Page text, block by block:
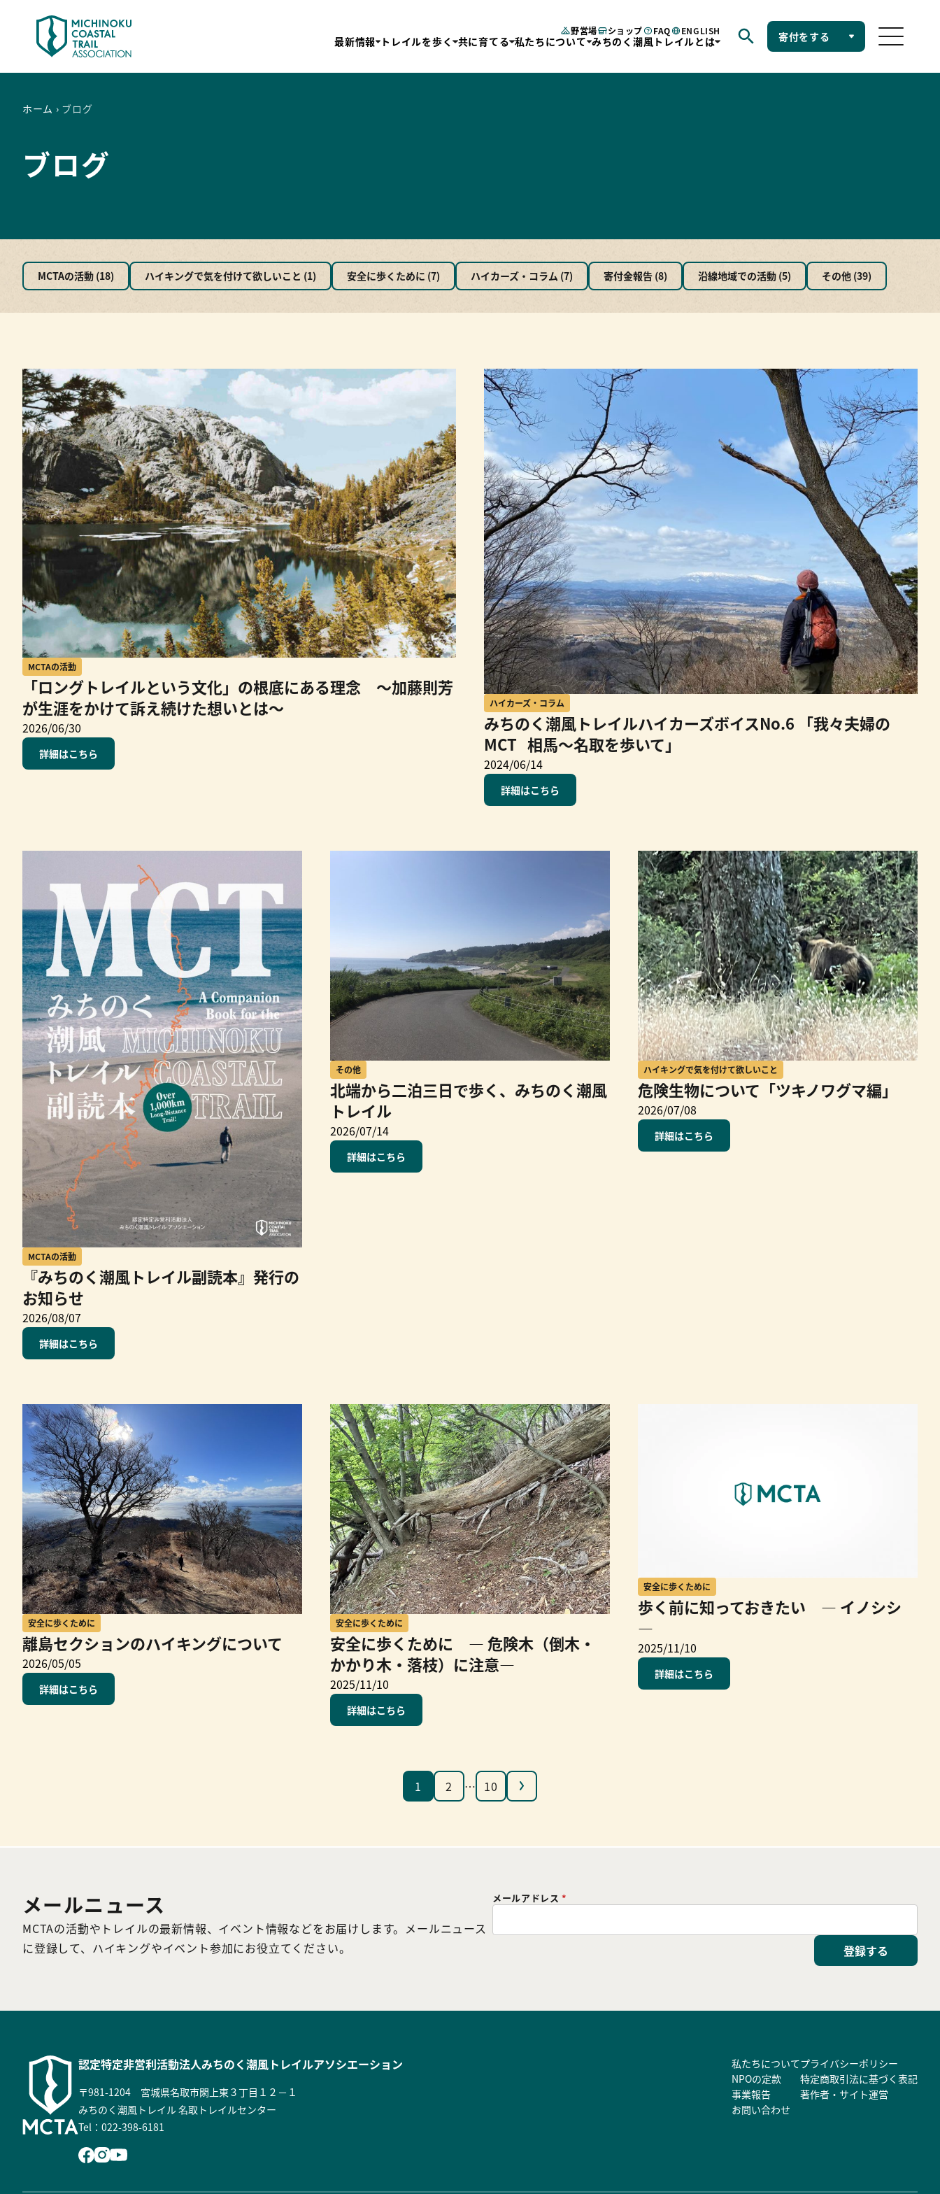
野営場 ショップ FAQ ENGLISH
最新情報 トレイルを歩く 共に育てる 私たちについて みちのく潮風トレイルとは 寄付をする
ホーム › ブログ
ブログ
MCTAの活動 (18) ハイキングで気を付けて欲しいこと (1) 安全に歩くために (7) ハイカーズ・コラム (7) 寄付金報告 (8) 沿線地域での活動 (5) その他 (39)
MCTAの活動
「ロングトレイルという文化」の根底にある理念 ～加藤則芳
が生涯をかけて訴え続けた想いとは～
2026/06/30
詳細はこちら
ハイカーズ・コラム
みちのく潮風トレイルハイカーズボイスNo.6 「我々夫婦の
MCT 相馬〜名取を歩いて」
2024/06/14
詳細はこちら
MCTAの活動
『みちのく潮風トレイル副読本』発行の
お知らせ
2026/08/07
詳細はこちら
その他
北端から二泊三日で歩く、みちのく潮風
トレイル
2026/07/14
詳細はこちら
ハイキングで気を付けて欲しいこと
危険生物について「ツキノワグマ編」
2026/07/08
詳細はこちら
安全に歩くために
離島セクションのハイキングについて
2026/05/05
詳細はこちら
安全に歩くために
安全に歩くために ― 危険木（倒木・
かかり木・落枝）に注意―
2025/11/10
詳細はこちら
安全に歩くために
歩く前に知っておきたい ― イノシシ
―
2025/11/10
詳細はこちら
1 2 … 10 次へ
メールニュース
MCTAの活動やトレイルの最新情報、イベント情報などをお届けします。メールニュース
に登録して、ハイキングやイベント参加にお役立てください。
メールアドレス*
登録する
認定特定非営利活動法人みちのく潮風トレイルアソシエーション
〒981-1204 宮城県名取市閖上東３丁目１２－１
みちのく潮風トレイル 名取トレイルセンター
Tel：022-398-6181
私たちについて
NPOの定款
事業報告
お問い合わせ
プライバシーポリシー
特定商取引法に基づく表記
著作者・サイト運営